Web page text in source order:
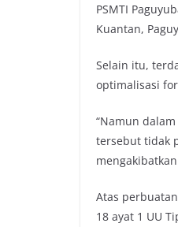
PSMTI
Kuantan,
Selain itu,
optimalisasi
“Namun
tersebut tidak
Atas
18 ayat 1 UU